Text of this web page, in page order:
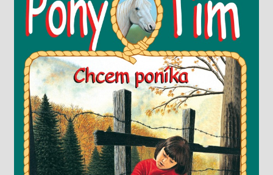
Pripravujeme
Pre školy
Knižný klub
Kontakt